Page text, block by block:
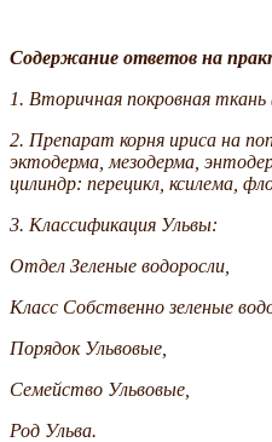
Содержание ответов на
1. Вторичная покровная ткань
2. Препарат корня ириса на
эктодерма, мезодерма,
цилиндр: перецикл, ксилема,
3. Классификация Ульвы:
Отдел Зеленые водоросли,
Класс Собственно зеленые
Порядок Ульвовые,
Семейство Ульвовые,
Род Ульва.